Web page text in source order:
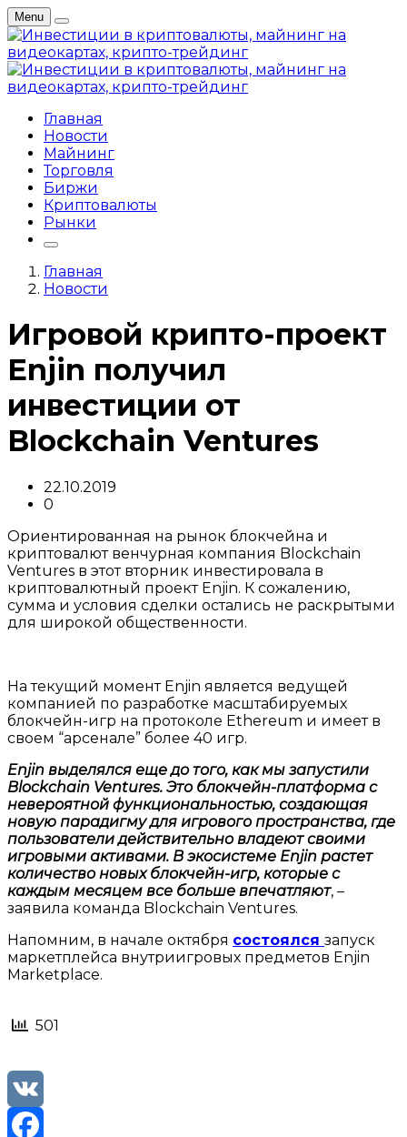
Menu
Главная
Новости
Майнинг
Торговля
Биржи
Криптовалюты
Рынки
Главная
Новости
Игровой крипто-проект
Enjin получил
инвестиции от
Blockchain Ventures
22.10.2019
0
Ориентированная на рынок блокчейна и
криптовалют венчурная компания Blockchain
Ventures в этот вторник инвестировала в
криптовалютный проект Enjin. К сожалению,
сумма и условия сделки остались не раскрытыми
для широкой общественности.
На текущий момент Enjin является ведущей
компанией по разработке масштабируемых
блокчейн-игр на протоколе Ethereum и имеет в
своем “арсенале” более 40 игр.
Enjin выделялся еще до того, как мы запустили
Blockchain Ventures. Это блокчейн-платформа с
невероятной функциональностью, создающая
новую парадигму для игрового пространства, где
пользователи действительно владеют своими
игровыми активами. В экосистеме Enjin растет
количество новых блокчейн-игр, которые с
каждым месяцем все больше впечатляют, –
заявила команда Blockchain Ventures.
Напомним, в начале октября состоялся запуск
маркетплейса внутриигровых предметов Enjin
Marketplace.
501
VK